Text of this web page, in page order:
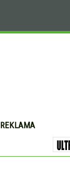
REKLAMA